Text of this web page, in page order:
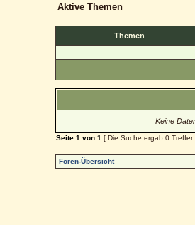
Aktive Themen
Themen
Keine
Seite1 von1 [ Die Suche ergab 0 Treffer
Foren-Übersicht